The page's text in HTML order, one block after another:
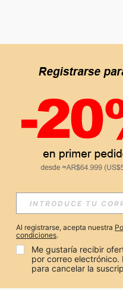
de nuevo.
EN
PARA RECIBIR OFERTAS
Al registrarse, acepta nuestra
condiciones.
Me gustaría recibir
por correo electrónico.
para cancelar la